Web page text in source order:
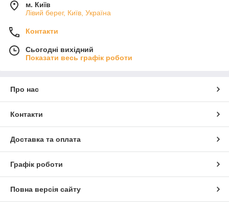
м. Київ
Лівий берег, Київ, Україна
Контакти
Сьогодні вихідний
Показати весь графік роботи
Про нас
Контакти
Доставка та оплата
Графік роботи
Повна версія сайту